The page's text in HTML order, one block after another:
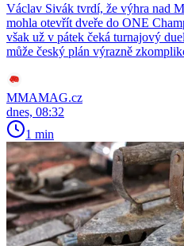
Václav Sivák tvrdí, že výhra nad
mohla otevřít dveře do ONE
však už v pátek čeká turnajový
může český plán výrazně
MMAMAG.cz
dnes, 08:32
1 min